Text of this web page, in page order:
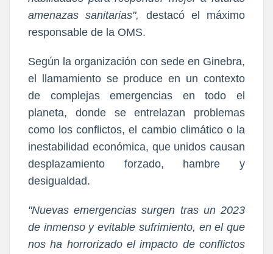
amenazas sanitarias",
destacó el máximo
responsable de la OMS.
Según la organización con sede en Ginebra,
el llamamiento se produce en un contexto
de complejas emergencias en todo el
planeta, donde se entrelazan problemas
como los conflictos, el cambio climático o la
inestabilidad económica, que unidos causan
desplazamiento forzado, hambre y
desigualdad.
"Nuevas emergencias surgen tras un 2023
de inmenso y evitable sufrimiento, en el que
nos ha horrorizado el impacto de conflictos